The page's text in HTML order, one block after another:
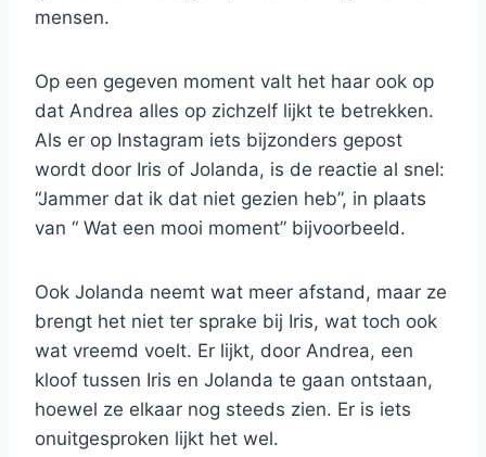
mensen.
Op een gegeven moment valt het haar ook op
dat Andrea alles op zichzelf lijkt te betrekken.
Als er op Instagram iets bijzonders gepost
wordt door Iris of Jolanda, is de reactie al snel:
“Jammer dat ik dat niet gezien heb”, in plaats
van “ Wat een mooi moment” bijvoorbeeld.
Ook Jolanda neemt wat meer afstand, maar ze
brengt het niet ter sprake bij Iris, wat toch ook
wat vreemd voelt. Er lijkt, door Andrea, een
kloof tussen Iris en Jolanda te gaan ontstaan,
hoewel ze elkaar nog steeds zien. Er is iets
onuitgesproken lijkt het wel.